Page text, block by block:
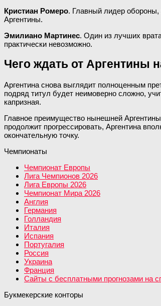
Кристиан Ромеро. Главный лидер
Аргентины.
Эмилиано Мартинес. Один из лучших
практически невозможно.
Чего ждать от Аргентины
Аргентина снова выглядит полноценным
подряд титул будет неимоверно сложно,
капризная.
Главное преимущество нынешней
продолжит прогрессировать, Аргентина
окончательную точку.
Чемпионаты
Чемпионат Европы
Лига Чемпионов 2026
Лига Европы 2026
Чемпионат Мира 2026
Англия
Германия
Голландия
Италия
Испания
Португалия
Россия
Украина
Франция
Сайты с бесплатными прогнозами на
Букмекерские конторы